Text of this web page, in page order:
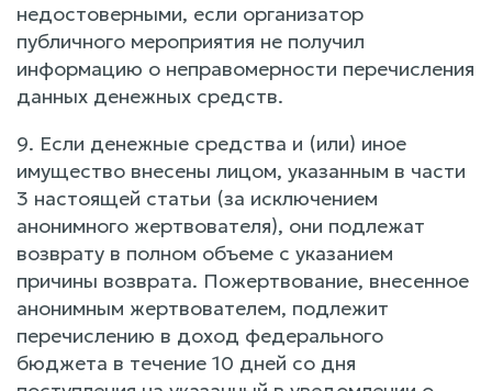
недостоверными, если организатор
публичного мероприятия не получил
информацию о неправомерности перечисления
данных денежных средств.
9. Если денежные средства и (или) иное
имущество внесены лицом, указанным в части
3 настоящей статьи (за исключением
анонимного жертвователя), они подлежат
возврату в полном объеме с указанием
причины возврата. Пожертвование, внесенное
анонимным жертвователем, подлежит
перечислению в доход федерального
бюджета в течение 10 дней со дня